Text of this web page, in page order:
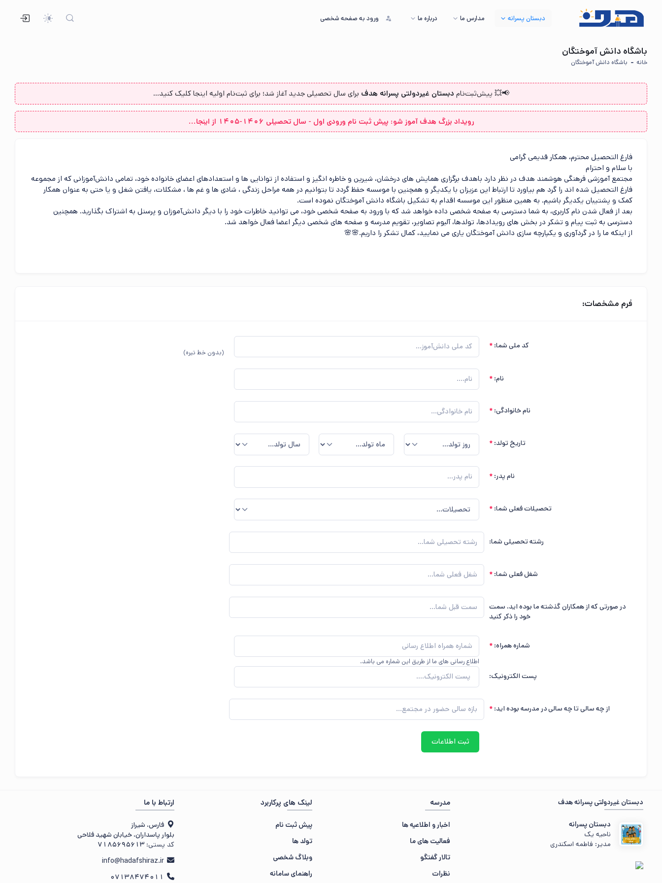
دبستان پسرانه مدارس ما درباره ما ورود به صفحه شخصی
باشگاه دانش آموختگان
خانه باشگاه دانش آموختگان
📢💥 پیش‌ثبت‌نام‌ دبستان غیردولتی پسرانه هدف برای سال تحصیلی جدید آغاز شد؛ برای ثبت‌نام اولیه اینجا کلیک کنید...
رویداد بزرگ هدف آموز شو: پیش ثبت نام ورودی اول - سال تحصیلی 1406-1405 از اینجا...
فارغ التحصیل محترم، همکار قدیمی گرامی
با سلام و احترام
مجتمع آموزشی فرهنگی هوشمند هدف در نظر دارد باهدف برگزاری همایش های درخشان، شیرین و خاطره انگیز و استفاده از توانایی ها و استعدادهای اعضای خانواده خود، تمامی دانش‌آموزانی که از مجموعه
فارغ التحصیل شده اند را گرد هم بیاورد تا ارتباط این عزیزان با یکدیگر و همچنین با موسسه حفظ گردد تا بتوانیم در همه مراحل زندگی ، شادی ها و غم ها ، مشکلات، یافتن شغل و یا حتی به عنوان همکار
کمک و پشتیبان یکدیگر باشیم. به همین منظور این موسسه اقدام به تشکیل باشگاه دانش آموختگان نموده است.
بعد از فعال شدن نام کاربری، به شما دسترسی به صفحه شخصی داده خواهد شد که با ورود به صفحه شخصی خود، می توانید خاطرات خود را با دیگر دانش‌آموزان و پرسنل به اشتراک بگذارید. همچنین
دسترسی به ثبت پیام و تشکر در بخش های رویدادها، تولدها، آلبوم تصاویر، تقویم مدرسه و صفحه های شخصی دیگر اعضا فعال خواهد شد.
از اینکه ما را در گردآوری و یکپارچه سازی دانش آموختگان یاری می نمایید، کمال تشکر را داریم.🌸🌸
فرم مشخصات:
کد ملی شما:
(بدون خط تیره)
نام:
نام خانوادگی:
تاریخ تولد:
نام پدر:
تحصیلات فعلی شما:
رشته تحصیلی شما:
شغل فعلی شما:
در صورتی که از همکاران گذشته ما بوده اید، سمت
خود را ذکر کنید
شماره همراه:
اطلاع رسانی های ما از طریق این شماره می باشد.
پست الکترونیک:
از چه سالی تا چه سالی در مدرسه بوده اید:
دبستان غیردولتی پسرانه هدف
دبستان پسرانه
ناحیه یک
مدیر: فاطمه اسکندری
مدرسه
اخبار و اطلاعیه ها
فعالیت های ما
تالار گفتگو
نظرات
لینک های پرکاربرد
پیش ثبت نام
تولد ها
وبلاگ شخصی
راهنمای سامانه
ارتباط با ما
فارس، شیراز
بلوار پاسداران، خیابان شهید فلاحی
کد پستی:
info@hadafshiraz.ir
07138474011